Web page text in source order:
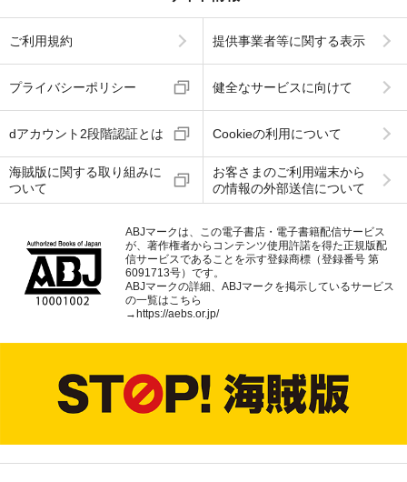
ご利用規約 提供事業者等に関する表示
プライバシーポリシー 健全なサービスに向けて
dアカウント2段階認証とは Cookieの利用について
海賊版に関する取り組みに
ついて
お客さまのご利用端末から
の情報の外部送信について
ABJマークは、この電子書店・電子書籍配信サービス
が、著作権者からコンテンツ使用許諾を得た正規版配
信サービスであることを示す登録商標（登録番号 第
6091713号）です。
ABJマークの詳細、ABJマークを掲示しているサービス
の一覧はこちら
→ https://aebs.or.jp/